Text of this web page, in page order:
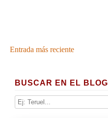
Entrada más reciente
BUSCAR EN EL BLOG